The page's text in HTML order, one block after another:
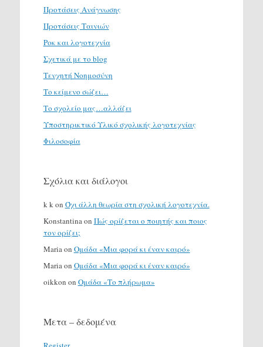
Προτάσεις Ανάγνωσης
Προτάσεις Ταινιών
Ροκ και λογοτεχνία
Σχετικά με το blog
Τενχητή Νοημοσύνη
Το κείμενο σώζει…
Το σχολείο μας…αλλάζει
Υποστηρικτικό Υλικό σχολικής λογοτεχνίας
Φιλοσοφία
Σχόλια και διάλογοι
k kon Όχι άλλη θεωρία στη σχολική λογοτεχνία.
Konstantinaon Πώς ορίζεται ο ποιητής και ποιος
τον ορίζει;
Mariaon Ομάδα «Μια φορά κι έναν καιρό»
Mariaon Ομάδα «Μια φορά κι έναν καιρό»
oikkon on Ομάδα «Το πλήρωμα»
Μετα – δεδομένα